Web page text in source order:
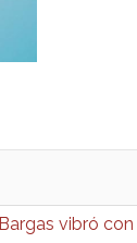
Bargas vibró